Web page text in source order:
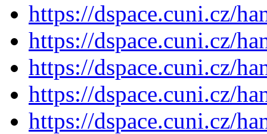
https://dspace.cuni.cz/
https://dspace.cuni.cz/
https://dspace.cuni.cz/
https://dspace.cuni.cz/
https://dspace.cuni.cz/